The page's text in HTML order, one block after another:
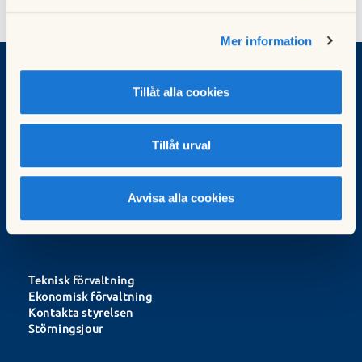
Mer information
Tillåt alla cookies
Tillåt urval
Avvisa alla cookies
Adress:
Förvaltningskontorets öppettider
Teknisk förvaltning
Ekonomisk förvaltning
Kontakta styrelsen
Störningsjour